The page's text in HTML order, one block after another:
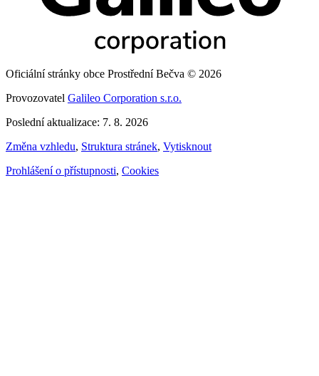
Oficiální stránky obce Prostřední Bečva © 2026
Provozovatel Galileo Corporation s.r.o.
Poslední aktualizace: 7. 8. 2026
Změna vzhledu, Struktura stránek, Vytisknout
Prohlášení o přístupnosti, Cookies